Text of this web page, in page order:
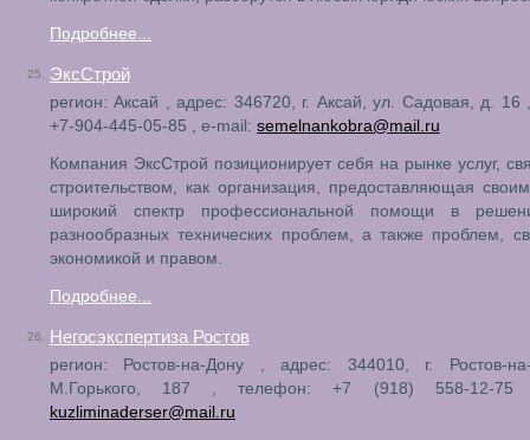
Подробнее...
25. ЭксСтрой
регион: Аксай , адрес: 346720, г. Аксай, ул. Садовая, д. 16
+7-904-445-05-85 , e-mail: semelnankobra@mail.ru
Компания ЭксСтрой позиционирует себя на рынке услуг,
строительством, как организация, предоставляющая
широкий спектр профессиональной помощи в
разнообразных технических проблем, а также проблем,
экономикой и правом.
Подробнее...
26. Негосэкспертиза Ростов
регион: Ростов-на-Дону , адрес: 344010, г. Ростов-
М.Горького, 187 , телефон: +7 (918) 558-12-
kuzliminaderser@mail.ru